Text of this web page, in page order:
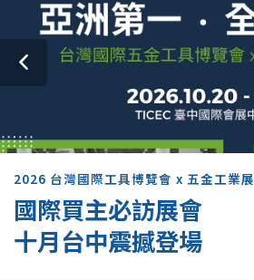
2026 台灣國際工具博覽會 x 五金工業展
國際買主必訪展會
十月台中震撼登場